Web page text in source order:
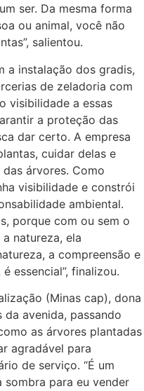
ser. Da mesma forma
ou animal, você não
salientou.
a instalação dos gradis,
de zeladoria com
visibilidade a essas
a proteção das
dar certo. A empresa
cuidar delas e
árvores. Como
visibilidade e constrói
ambiental.
porque com ou sem o
natureza, ela
a compreensão e
essencial”, finalizou.
(Minas cap), dona
da avenida, passando
as árvores plantadas
agradável para
de serviço. “É um
sombra para eu vender